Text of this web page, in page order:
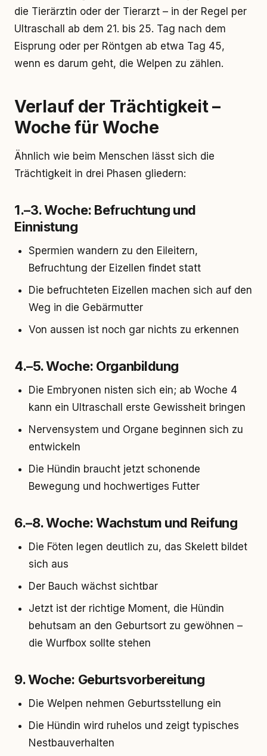
die Tierärztin oder der Tierarzt – in der Regel per
Ultraschall ab dem 21. bis 25. Tag nach dem
Eisprung oder per Röntgen ab etwa Tag 45,
wenn es darum geht, die Welpen zu zählen.
Verlauf der Trächtigkeit –
Woche für Woche
Ähnlich wie beim Menschen lässt sich die
Trächtigkeit in drei Phasen gliedern:
1.–3. Woche: Befruchtung und
Einnistung
Spermien wandern zu den Eileitern,
Befruchtung der Eizellen findet statt
Die befruchteten Eizellen machen sich auf den
Weg in die Gebärmutter
Von aussen ist noch gar nichts zu erkennen
4.–5. Woche: Organbildung
Die Embryonen nisten sich ein; ab Woche 4
kann ein Ultraschall erste Gewissheit bringen
Nervensystem und Organe beginnen sich zu
entwickeln
Die Hündin braucht jetzt schonende
Bewegung und hochwertiges Futter
6.–8. Woche: Wachstum und Reifung
Die Föten legen deutlich zu, das Skelett bildet
sich aus
Der Bauch wächst sichtbar
Jetzt ist der richtige Moment, die Hündin
behutsam an den Geburtsort zu gewöhnen –
die Wurfbox sollte stehen
9. Woche: Geburtsvorbereitung
Die Welpen nehmen Geburtsstellung ein
Die Hündin wird ruhelos und zeigt typisches
Nestbauverhalten